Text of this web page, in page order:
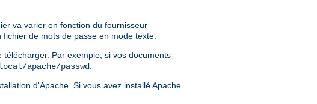
va varier en fonction du fournisseur
de mots de passe en mode texte.
Par exemple, si vos documents
apache/passwd
d'Apache. Si vous avez installé Apache